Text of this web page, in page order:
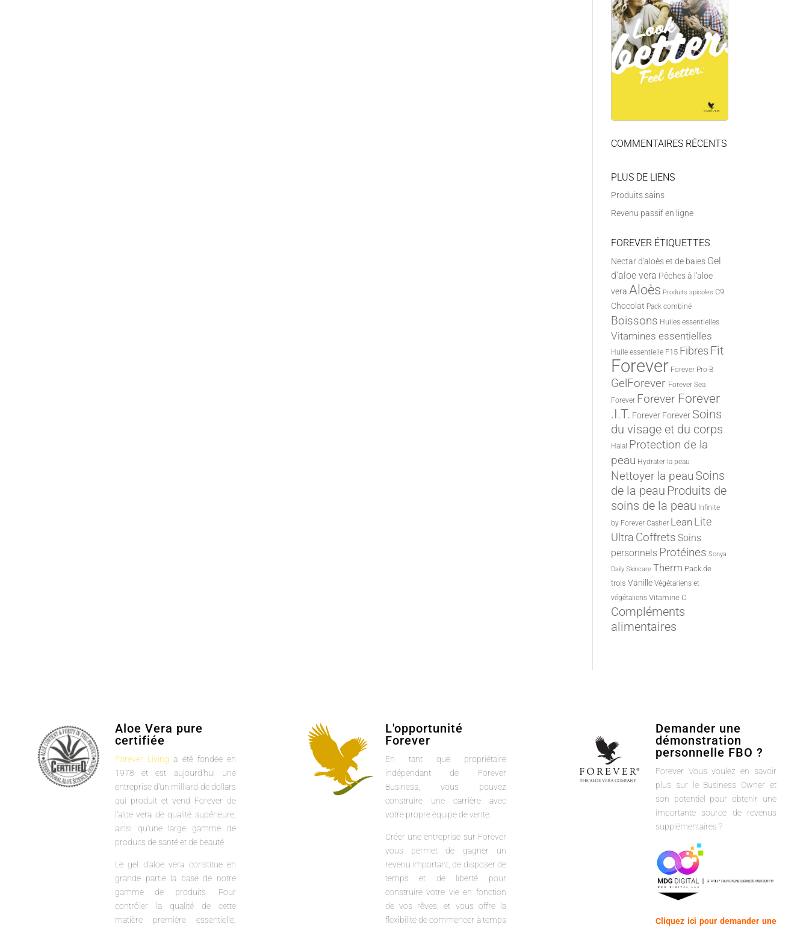
COMMENTAIRES RÉCENTS
PLUS DE LIENS
Produits sains
Revenu passif en ligne
FOREVER ÉTIQUETTES
Nectar d'aloès et de baies Gel
d'aloe vera Pêches à l'aloe
vera Aloès Produits apicoles C9
Chocolat Pack combiné
Boissons Huiles essentielles
Vitamines essentielles
Huile essentielle F15 Fibres Fit
Forever Forever Pro-B
GelForever Forever Sea
Forever Forever Forever
.I.T. Forever Forever Soins
du visage et du corps
Halal Protection de la
peau Hydrater la peau
Nettoyer la peau Soins
de la peau Produits de
soins de la peau Infinite
by Forever Casher Lean Lite
Ultra Coffrets Soins
personnels Protéines Sonya
Daily Skincare Therm Pack de
trois Vanille Végétariens et
végétaliens Vitamine C
Compléments
alimentaires
Aloe Vera pure
certifiée
Forever Living a été fondée en
1978 et est aujourd'hui une
entreprise d'un milliard de dollars
qui produit et vend Forever de
l'aloe vera de qualité supérieure,
ainsi qu'une large gamme de
produits de santé et de beauté.
Le gel d'aloe vera constitue en
grande partie la base de notre
gamme de produits. Pour
contrôler la qualité de cette
matière première essentielle,
L'opportunité
Forever
En tant que propriétaire
indépendant de Forever
Business, vous pouvez
construire une carrière avec
votre propre équipe de vente.
Créer une entreprise sur Forever
vous permet de gagner un
revenu important, de disposer de
temps et de liberté pour
construire votre vie en fonction
de vos rêves, et vous offre la
flexibilité de commencer à temps
Demander une
démonstration
personnelle FBO ?
Forever Vous voulez en savoir
plus sur le Business Owner et
son potentiel pour obtenir une
importante source de revenus
supplémentaires ?
Cliquez ici pour demander une